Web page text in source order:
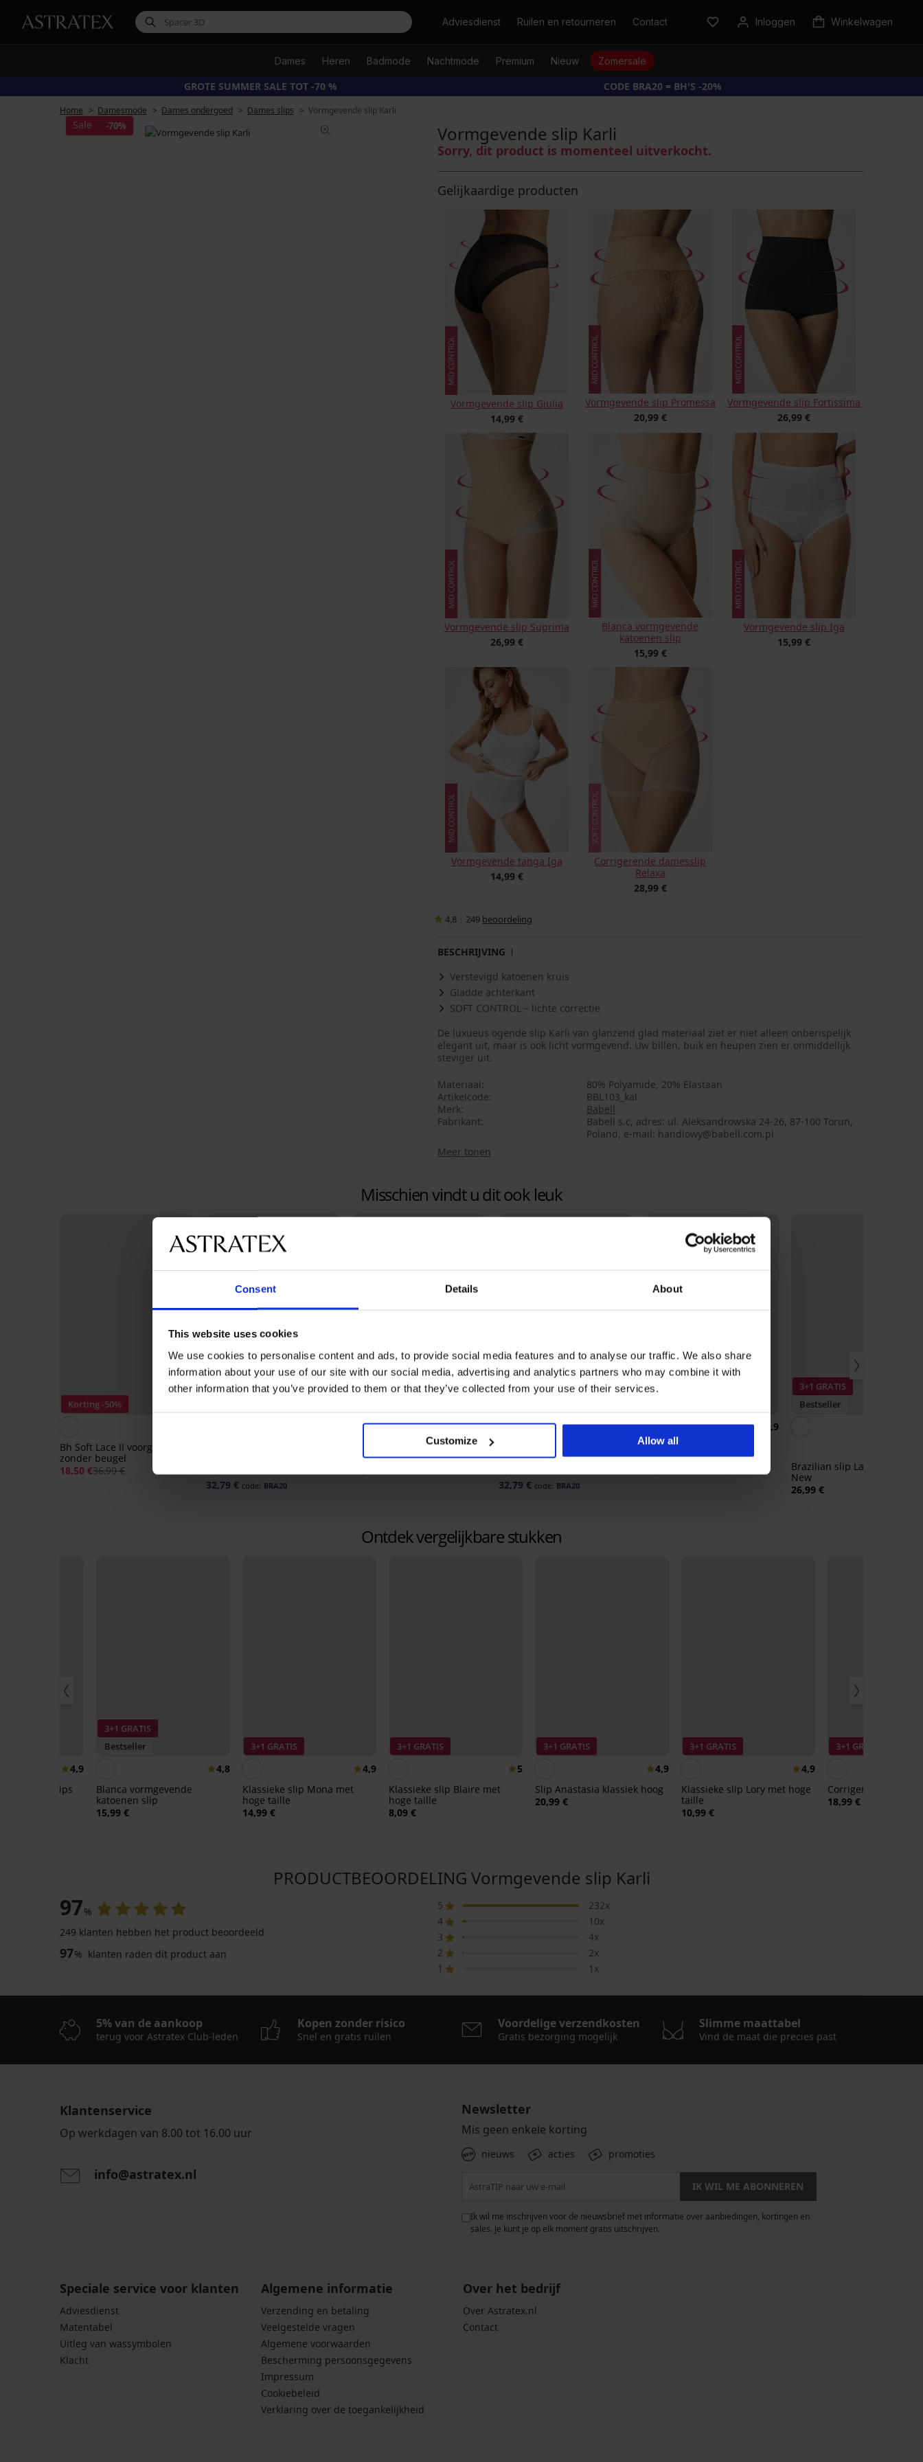
Consent Details About
This website uses cookies
We use cookies to personalise content and ads, to provide social media features and to analyse our traffic. We also share
information about your use of our site with our social media, advertising and analytics partners who may combine it with
other information that you’ve provided to them or that they’ve collected from your use of their services.
Customize Allow all
ZoekenAdviesdienst Ruilen en retourneren Contact Inloggen Winkelwagen
Dames Heren Badmode Nachtmode Premium Nieuw Zomersale
GROTE SUMMER SALE TOT -70 % CODE BRA20 = BH'S -20%
Home Damesmode Dames ondergoed Dames slips Vormgevende slip Karli
Sale -70% Vormgevende slip Karli
Sorry, dit product is momenteel uitverkocht.
Gelijkaardige producten
Vormgevende slip Giulia
14,99 €
Vormgevende slip Promessa
20,99 €
Vormgevende slip Fortissima
26,99 €
Vormgevende slip Suprima
26,99 €
Blanca vormgevende
katoenen slip
15,99 €
Vormgevende slip Iga
15,99 €
Vormgevende tanga Iga
14,99 €
Corrigerende damesslip
Relaxa
28,99 €
4,8 249 beoordeling
BESCHRIJVING
Verstevigd katoenen kruis
Gladde achterkant
SOFT CONTROL – lichte correctie
De luxueus ogende slip Karli van glanzend glad materiaal ziet er niet alleen onberispelijk
elegant uit, maar is ook licht vormgevend. Uw billen, buik en heupen zien er onmiddellijk
steviger uit.
Materiaal
80% Polyamide, 20% Elastaan
Artikelcode
BBL103_kal
Merk
Babell
Fabrikant
Babell s.c, adres: ul. Aleksandrowska 24-26, 87-100 Torun,
Poland, e-mail: handlowy@babell.com.pl
Meer tonen
Misschien vindt u dit ook leuk
Korting -50%
Bh Soft Lace II voorgevormd
zonder beugel
18,50 €36,99 €
32,79 € code: BRA20
4,9
Bh Push Perfect Bardot
voorgevormd
4,9
Mesh II
32,79 € code: BRA20
4,9
Bh DIVA by IVA niet-
voorgevormd
3+1 GRATIS
Bestseller
Brazilian slip Lady Grace
New
26,99 €
Ontdek vergelijkbare stukken
4,9
hoge slips
3+1 GRATIS
Bestseller
4,8
Blanca vormgevende
katoenen slip
15,99 €
3+1 GRATIS
4,9
Klassieke slip Mona met
hoge taille
14,99 €
3+1 GRATIS
5
Klassieke slip Blaire met
hoge taille
8,09 €
3+1 GRATIS
4,9
Slip Anastasia klassiek hoog
20,99 €
3+1 GRATIS
4,9
Klassieke slip Lory met hoge
taille
10,99 €
3+1 GRATIS
Corrigerende slip
18,99 €
PRODUCTBEOORDELING Vormgevende slip Karli
97%
249 klanten hebben het product beoordeeld
97% klanten raden dit product aan
5
232x
4
10x
3
4x
2
2x
1
1x
5% van de aankoop
terug voor Astratex Club-leden
Kopen zonder risico
Snel en gratis ruilen
Voordelige verzendkosten
Gratis bezorging mogelijk
Slimme maattabel
Vind de maat die precies past
Klantenservice
Op werkdagen van 8.00 tot 16.00 uur
info@astratex.nl
Newsletter
Mis geen enkele korting
nieuws acties promoties
IK WIL ME ABONNEREN
Ik wil me inschrijven voor de nieuwsbrief met informatie over aanbiedingen, kortingen en
sales. Je kunt je op elk moment gratis uitschrijven.
Speciale service voor klanten
Adviesdienst
Matentabel
Uitleg van wassymbolen
Klacht
Algemene informatie
Verzending en betaling
Veelgestelde vragen
Algemene voorwaarden
Bescherming persoonsgegevens
Impressum
Cookiebeleid
Verklaring over de toegankelijkheid
Over het bedrijf
Over Astratex.nl
Contact